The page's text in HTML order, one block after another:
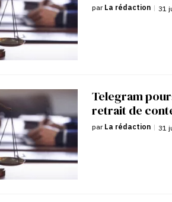
par La rédaction | 31
Telegram
retrait de
par La rédaction | 31